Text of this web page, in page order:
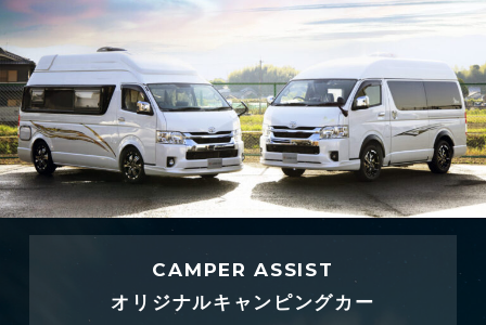
CAMPER ASSIST
オリジナルキャンピングカー